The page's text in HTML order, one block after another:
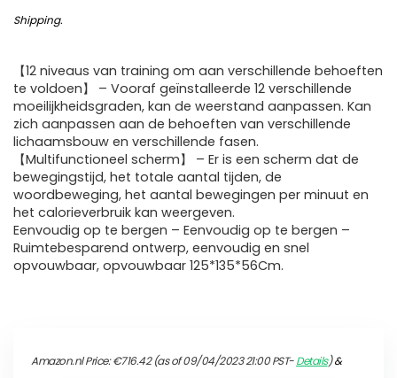
Shipping.
【12 niveaus van training om aan verschillende behoeften
te voldoen】 – Vooraf geïnstalleerde 12 verschillende
moeilijkheidsgraden, kan de weerstand aanpassen. Kan
zich aanpassen aan de behoeften van verschillende
lichaamsbouw en verschillende fasen.
【Multifunctioneel scherm】 – Er is een scherm dat de
bewegingstijd, het totale aantal tijden, de
woordbeweging, het aantal bewegingen per minuut en
het calorieverbruik kan weergeven.
Eenvoudig op te bergen – Eenvoudig op te bergen –
Ruimtebesparend ontwerp, eenvoudig en snel
opvouwbaar, opvouwbaar 125*135*56Cm.
Amazon.nl Price:€716.42(as of 09/04/2023 21:00 PST-Details)&